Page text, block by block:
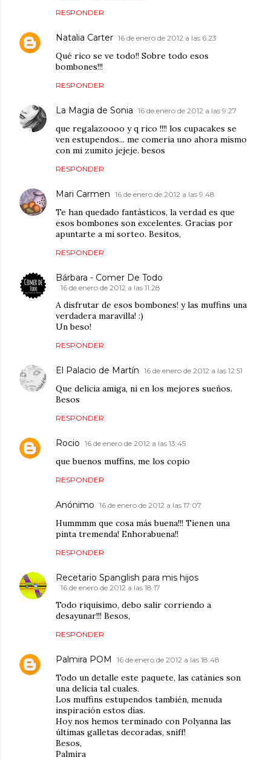
RESPONDER
Natalia Carter 16 de enero de 2012 a las 6:23
Qué rico se ve todo!! Sobre todo esos
bombones!!!
RESPONDER
La Magia de Sonia 16 de enero de 2012 a las 9:27
que regalazoooo y q rico !!!! los cupacakes se
ven estupendos... me comeria uno ahora mismo
con mi zumito jejeje. besos
RESPONDER
Mari Carmen 16 de enero de 2012 a las 9:48
Te han quedado fantásticos, la verdad es que
esos bombones son excelentes. Gracias por
apuntarte a mi sorteo. Besitos,
RESPONDER
Bárbara - Comer De Todo
16 de enero de 2012 a las 11:28
A disfrutar de esos bombones! y las muffins una
verdadera maravilla! :)
Un beso!
RESPONDER
El Palacio de Martín 16 de enero de 2012 a las 12:51
Que delicia amiga, ni en los mejores sueños.
Besos
RESPONDER
Rocio 16 de enero de 2012 a las 13:45
que buenos muffins, me los copio
RESPONDER
Anónimo 16 de enero de 2012 a las 17:07
Hummmm que cosa más buena!!! Tienen una
pinta tremenda! Enhorabuena!!
RESPONDER
Recetario Spanglish para mis hijos
16 de enero de 2012 a las 18:17
Todo riquísimo, debo salir corriendo a
desayunar!!! Besos,
RESPONDER
Palmira POM 16 de enero de 2012 a las 18:48
Todo un detalle este paquete, las catànies son
una delicia tal cuales.
Los muffins estupendos también, menuda
inspiración estos días.
Hoy nos hemos terminado con Polyanna las
últimas galletas decoradas, sniff!
Besos,
Palmira